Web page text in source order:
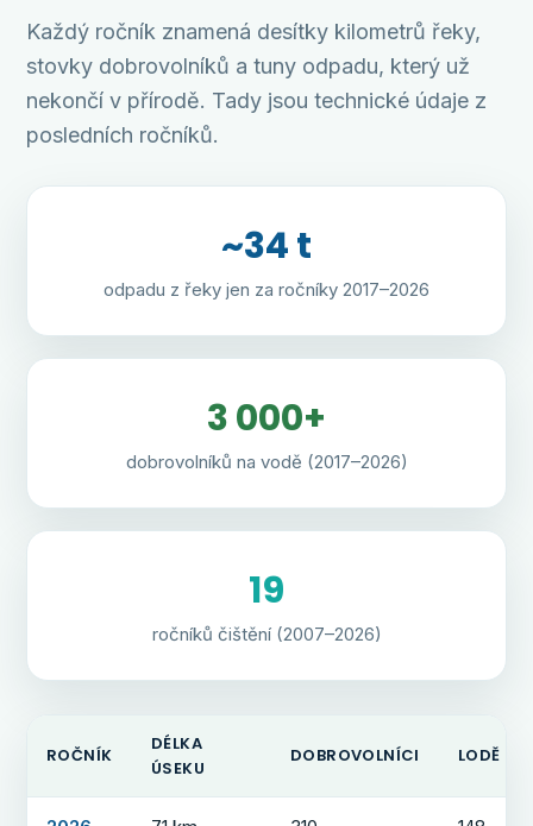
Každý ročník znamená desítky kilometrů řeky,
stovky dobrovolníků a tuny odpadu, který už
nekončí v přírodě. Tady jsou technické údaje z
posledních ročníků.
~34 t
odpadu z řeky jen za ročníky 2017–2026
3 000+
dobrovolníků na vodě (2017–2026)
19
ročníků čištění (2007–2026)
ROČNÍK
DÉLKA
ÚSEKU
DOBROVOLNÍCI LODĚ